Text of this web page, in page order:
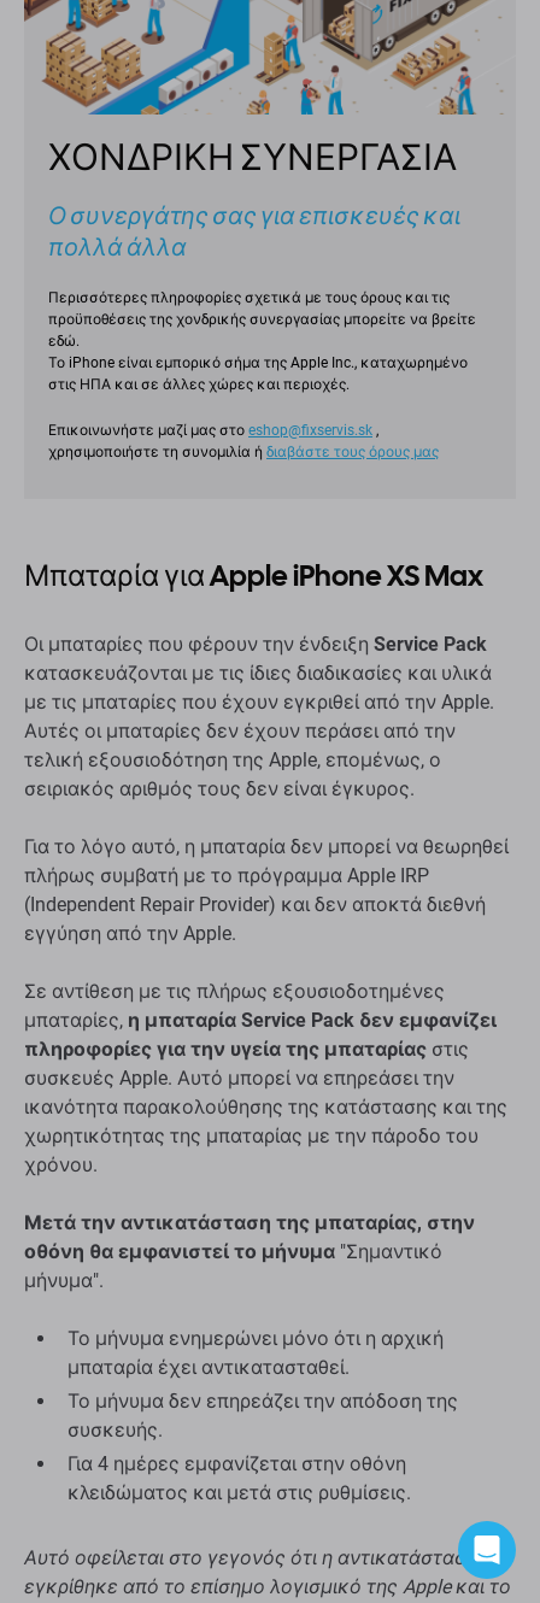
ΧΟΝΔΡΙΚΗ ΣΥΝΕΡΓΑΣΙΑ
Ο συνεργάτης σας για επισκευές και
πολλά άλλα
Περισσότερες πληροφορίες σχετικά με τους όρους και τις
προϋποθέσεις της χονδρικής συνεργασίας μπορείτε να βρείτε
εδώ.
Το iPhone είναι εμπορικό σήμα της Apple Inc., καταχωρημένο
στις ΗΠΑ και σε άλλες χώρες και περιοχές.
Επικοινωνήστε μαζί μας στο eshop@fixservis.sk ,
χρησιμοποιήστε τη συνομιλία ή διαβάστε τους όρους μας
Μπαταρία για Apple iPhone XS Max
Οι μπαταρίες που φέρουν την ένδειξη Service Pack
κατασκευάζονται με τις ίδιες διαδικασίες και υλικά
με τις μπαταρίες που έχουν εγκριθεί από την Apple.
Αυτές οι μπαταρίες δεν έχουν περάσει από την
τελική εξουσιοδότηση της Apple, επομένως, ο
σειριακός αριθμός τους δεν είναι έγκυρος.
Για το λόγο αυτό, η μπαταρία δεν μπορεί να θεωρηθεί
πλήρως συμβατή με το πρόγραμμα Apple IRP
(Independent Repair Provider) και δεν αποκτά διεθνή
εγγύηση από την Apple.
Σε αντίθεση με τις πλήρως εξουσιοδοτημένες
μπαταρίες, η μπαταρία Service Pack δεν εμφανίζει
πληροφορίες για την υγεία της μπαταρίας στις
συσκευές Apple. Αυτό μπορεί να επηρεάσει την
ικανότητα παρακολούθησης της κατάστασης και της
χωρητικότητας της μπαταρίας με την πάροδο του
χρόνου.
Μετά την αντικατάσταση της μπαταρίας, στην
οθόνη θα εμφανιστεί το μήνυμα "Σημαντικό
μήνυμα".
Το μήνυμα ενημερώνει μόνο ότι η αρχική
μπαταρία έχει αντικατασταθεί.
Το μήνυμα δεν επηρεάζει την απόδοση της
συσκευής.
Για 4 ημέρες εμφανίζεται στην οθόνη
κλειδώματος και μετά στις ρυθμίσεις.
Αυτό οφείλεται στο γεγονός ότι η αντικατάσταση δεν
εγκρίθηκε από το επίσημο λογισμικό της Apple και το